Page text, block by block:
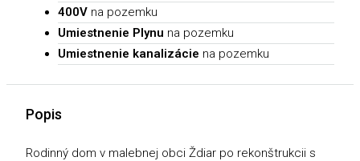
400V na pozemku
Umiestnenie Plynu na pozemku
Umiestnenie kanalizácie na pozemku
Popis
Rodinný dom v malebnej obci Ždiar po rekonštrukcii s